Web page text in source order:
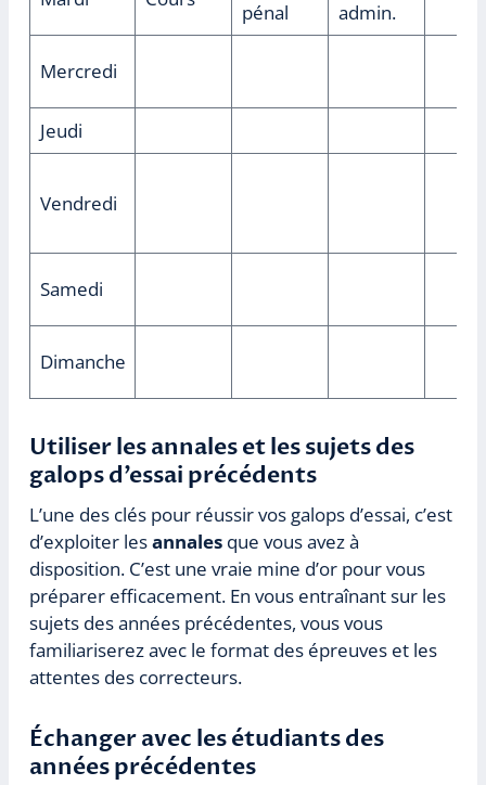
pénal
admin.
Mercredi
Jeudi
Vendredi
Samedi
Dimanche
Utiliser les annales et les sujets des
galops d’essai précédents
L’une des clés pour réussir vos galops d’essai, c’est
d’exploiter lesannales que vous avez à
disposition. C’est une vraie mine d’or pour vous
préparer efficacement. En vous entraînant sur les
sujets des années précédentes, vous vous
familiariserez avec le format des épreuves et les
attentes des correcteurs.
Échanger avec les étudiants des
années précédentes